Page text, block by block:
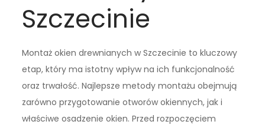
Szczecinie
Montaż okien drewnianych w Szczecinie to kluczowy
etap, który ma istotny wpływ na ich funkcjonalność
oraz trwałość. Najlepsze metody montażu obejmują
zarówno przygotowanie otworów okiennych, jak i
właściwe osadzenie okien. Przed rozpoczęciem